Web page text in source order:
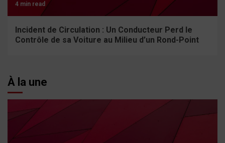
4 min read
Incident de Circulation : Un Conducteur Perd le
Contrôle de sa Voiture au Milieu d’un Rond-Point
À la une